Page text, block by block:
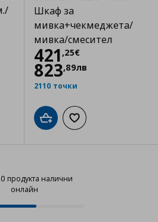
с любими
Шкаф за
мивка+чекмеджета/
мивка/смесител
421 ,25€
Цена
823,89лв
2110 точки
Добави в кошницата
Добави към
продукта налични
онлайн
12 от 20 продукта налични